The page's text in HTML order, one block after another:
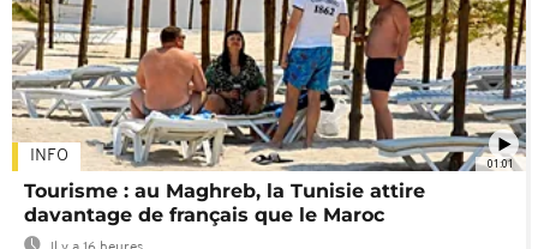
01:01
INFO
Tourisme : au Maghreb, la Tunisie attire
davantage de français que le Maroc